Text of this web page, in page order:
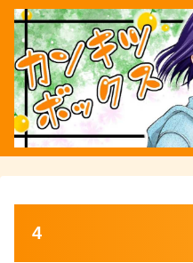
4